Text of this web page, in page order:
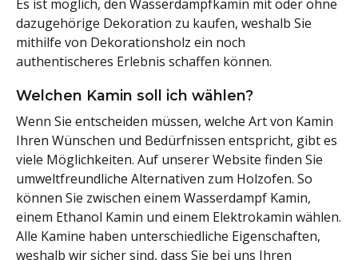
Es ist möglich, den Wasserdampfkamin mit oder ohne
dazugehörige Dekoration zu kaufen, weshalb Sie
mithilfe von Dekorationsholz ein noch
authentischeres Erlebnis schaffen können.
Welchen Kamin soll ich wählen?
Wenn Sie entscheiden müssen, welche Art von Kamin
Ihren Wünschen und Bedürfnissen entspricht, gibt es
viele Möglichkeiten. Auf unserer Website finden Sie
umweltfreundliche Alternativen zum Holzofen. So
können Sie zwischen einem Wasserdampf Kamin,
einem Ethanol Kamin und einem Elektrokamin wählen.
Alle Kamine haben unterschiedliche Eigenschaften,
weshalb wir sicher sind, dass Sie bei uns Ihren